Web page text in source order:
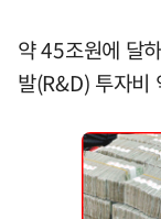
약 45조원에 달
발(R&D) 투자